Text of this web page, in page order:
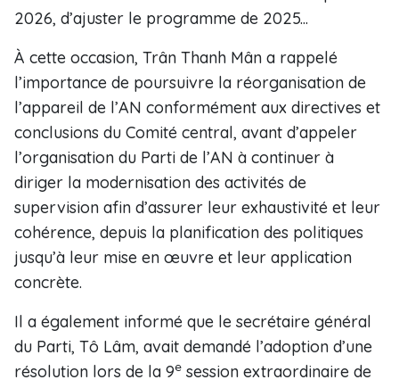
2026, d’ajuster le programme de 2025...
À cette occasion, Trân Thanh Mân a rappelé
l’importance de poursuivre la réorganisation de
l’appareil de l’AN conformément aux directives et
conclusions du Comité central, avant d’appeler
l’organisation du Parti de l’AN à continuer à
diriger la modernisation des activités de
supervision afin d’assurer leur exhaustivité et leur
cohérence, depuis la planification des politiques
jusqu’à leur mise en œuvre et leur application
concrète.
Il a également informé que le secrétaire général
du Parti, Tô Lâm, avait demandé l’adoption d’une
résolution lors de la 9e session extraordinaire de